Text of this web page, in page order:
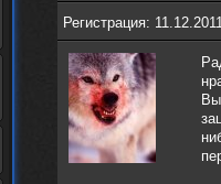
Регистрация: